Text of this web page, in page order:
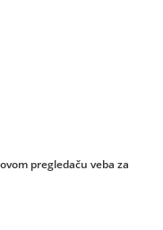
pregledaču veba za